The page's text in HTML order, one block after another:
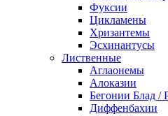
Фуксии
Цикламены
Хризантемы
Эсхинантусы
Лиственные
Аглаонемы
Алоказии
Бегонии Блад /
Диффенбахии